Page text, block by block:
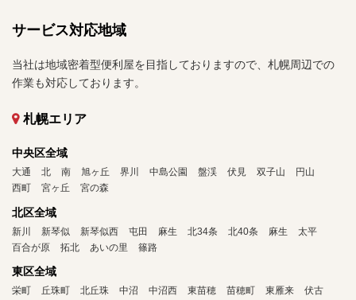
サービス対応地域
当社は地域密着型便利屋を目指しておりますので、札幌周辺での
作業も対応しております。
札幌エリア
中央区全域
大通 北 南 旭ヶ丘 界川 中島公園 盤渓 伏見 双子山
円山
西町
宮ヶ丘 宮の森
北区全域
新川 新琴似 新琴似西 屯田 麻生 北34条 北40条 麻生
太平
百合が原
拓北 あいの里 篠路
東区全域
栄町 丘珠町 北丘珠 中沼 中沼西 東苗穂 苗穂町 東雁来
伏古